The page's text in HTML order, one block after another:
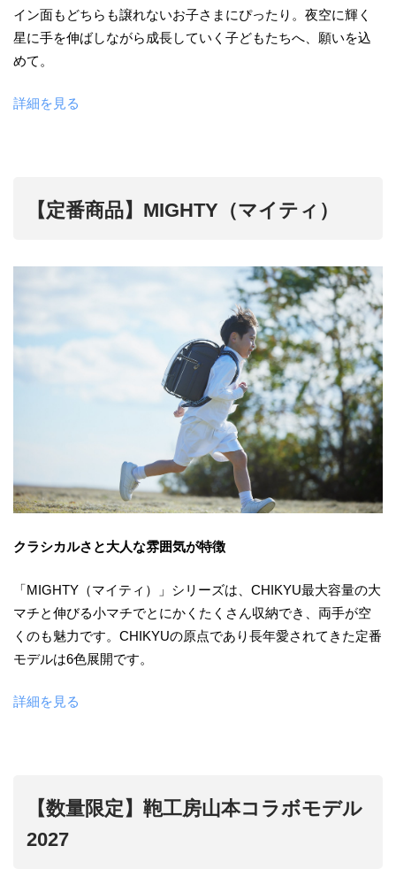
イン面もどちらも譲れないお子さまにぴったり。夜空に輝く
星に手を伸ばしながら成長していく子どもたちへ、願いを込
めて。
詳細を見る
【定番商品】MIGHTY（マイティ）
クラシカルさと大人な雰囲気が特徴
「MIGHTY（マイティ）」シリーズは、CHIKYU最大容量の大
マチと伸びる小マチでとにかくたくさん収納でき、両手が空
くのも魅力です。CHIKYUの原点であり長年愛されてきた定番
モデルは6色展開です。
詳細を見る
【数量限定】鞄工房山本コラボモデル
2027